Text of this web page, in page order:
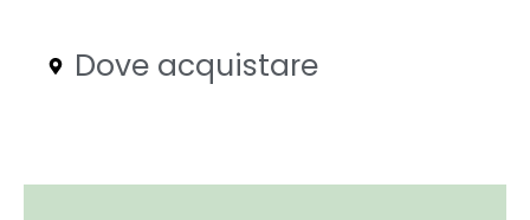
Dove acquistare